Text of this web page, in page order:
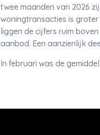
twee maanden van 2026
woningtransacties is
liggen de cijfers ruim
aanbod. Een aanzienlijk
In februari was de